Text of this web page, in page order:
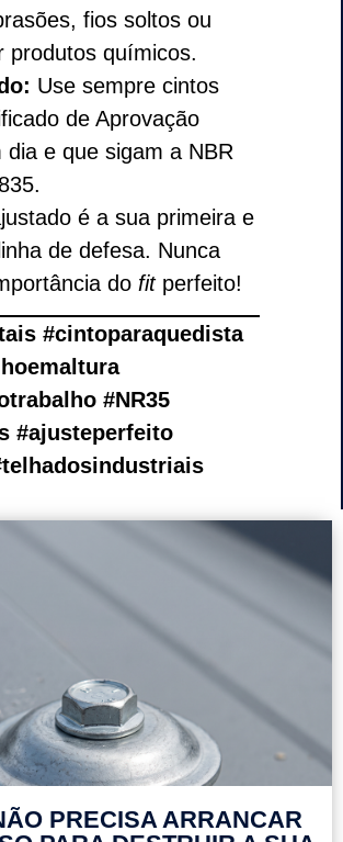
fios soltos ou
produtos químicos.
Use sempre cintos
de Aprovação
dia e que sigam a NBR
é a sua primeira e
de defesa. Nunca
do fitperfeito!
#cintoparaquedista
#NR35
#ajusteperfeito
PRECISA ARRANCAR